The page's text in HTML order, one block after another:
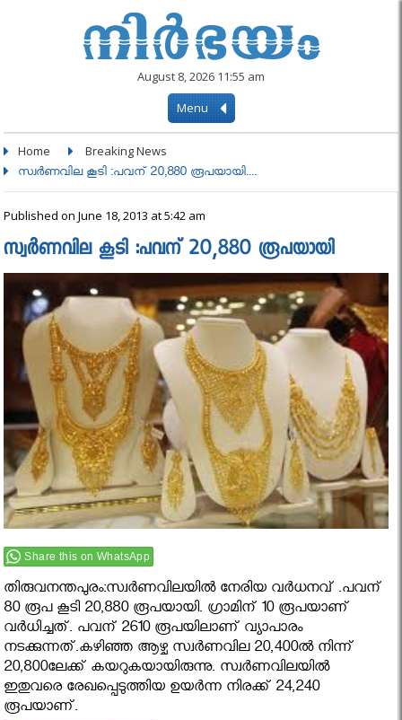
August 8, 2026 11:55 am
Menu
Home Breaking News
സ്വര്‍ണവില കൂടി :പവന് 20,880 രൂപയായി....
Published on June 18, 2013 at 5:42 am
സ്വര്‍ണവില കൂടി :പവന് 20,880 രൂപയായി
Share this on WhatsApp
തിരുവനന്തപുരം:സ്വര്‍ണവിലയില്‍ നേരിയ വര്‍ധനവ് .പവന്
80 രൂപ കൂടി 20,880 രൂപയായി. ഗ്രാമിന് 10 രൂപയാണ്
വര്‍ധിച്ചത്. പവന് 2610 രൂപയിലാണ് വ്യാപാരം
നടക്കുന്നത്.കഴിഞ്ഞ ആഴ്ച സ്വര്‍ണവില 20,400ല്‍ നിന്ന്
20,800ലേക്ക് കയറുകയായിരുന്നു. സ്വര്‍ണവിലയില്‍
ഇതുവരെ രേഖപ്പെടുത്തിയ ഉയര്‍ന്ന നിരക്ക് 24,240
രൂപയാണ്.